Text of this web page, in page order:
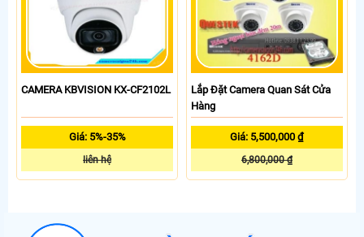
CAMERA KBVISION KX-CF2102L
Giá: 5%-35%
liên hệ
Lắp Đặt Camera Quan Sát Cửa
Hàng
Giá: 5,500,000 ₫
6,800,000 ₫